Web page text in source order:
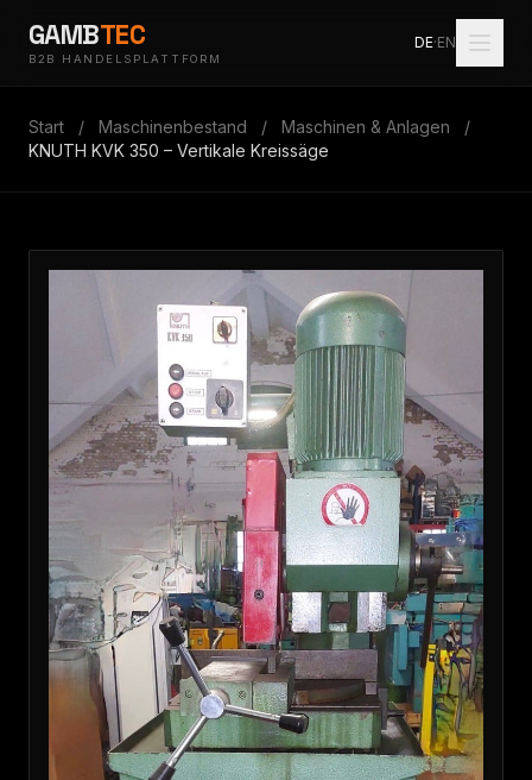
GAMBTEC
B2B HANDELSPLATTFORM
DE·EN
Start / Maschinenbestand / Maschinen & Anlagen
/
KNUTH KVK 350 – Vertikale Kreissäge